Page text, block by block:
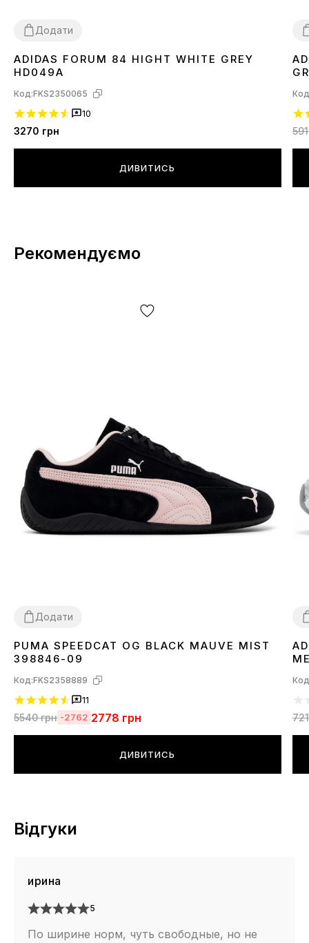
Додати
44
ADIDAS FORUM 84 HIGHT WHITE GREY
HD049A
Код:FKS2350065
10
3270 грн
ДИВИТИСЬ
Рекомендуємо
Додати
36373839 4041
PUMA SPEEDCAT OG BLACK MAUVE MIST
398846-09
Код:FKS2358889
11
5540грн -2762 2778 грн
ДИВИТИСЬ
Відгуки
ирина
5
По ширине норм, чуть свободные, но не